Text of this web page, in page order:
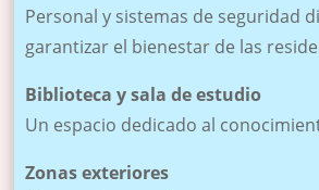
Personal y sistemas de seguridad
garantizar el bienestar de las
Biblioteca y sala de estudio
Un espacio dedicado al
Zonas exteriores